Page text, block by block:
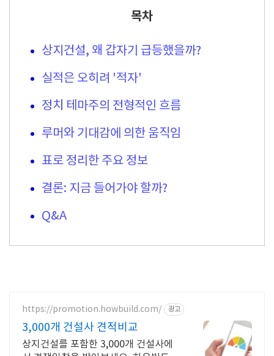
목차
상지건설, 왜 갑자기 급등했을까?
실적은 오히려 '적자'
정치 테마주의 전형적인 흐름
루머와 기대감에 의한 움직임
표로 정리한 주요 정보
결론: 지금 들어가야 할까?
Q&A
https://promotion.howbuild.com/ 광고
3,000개 건설사 견적비교
상지건설를 포함한 3,000개 건설사에